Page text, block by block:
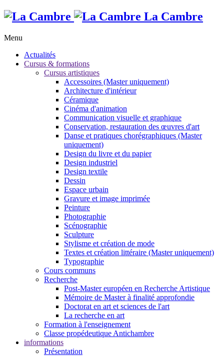
La Cambre
Menu
Actualités
Cursus & formations
Cursus artistiques
Accessoires (Master uniquement)
Architecture d'intérieur
Céramique
Cinéma d'animation
Communication visuelle et graphique
Conservation, restauration des œuvres d'art
Danse et pratiques chorégraphiques (Master
uniquement)
Design du livre et du papier
Design industriel
Design textile
Dessin
Espace urbain
Gravure et image imprimée
Peinture
Photographie
Scénographie
Sculpture
Stylisme et création de mode
Textes et création littéraire (Master uniquement)
Typographie
Cours communs
Recherche
Post-Master européen en Recherche Artistique
Mémoire de Master à finalité approfondie
Doctorat en art et sciences de l'art
La recherche en art
Formation à l'enseignement
Classe propédeutique Antichambre
informations
Présentation